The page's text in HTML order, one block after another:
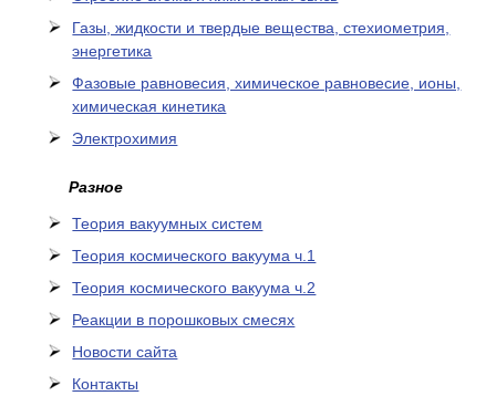
Газы, жидкости и твердые вещества, стехиометрия,
энергетика
Фазовые равновесия, химическое равновесие, ионы,
химическая кинетика
Электрохимия
Разное
Теория вакуумных систем
Теория космического вакуума ч.1
Теория космического вакуума ч.2
Реакции в порошковых смесях
Новости сайта
Контакты